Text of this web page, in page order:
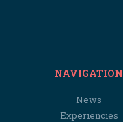
NAVIGATION
News
Experiencies